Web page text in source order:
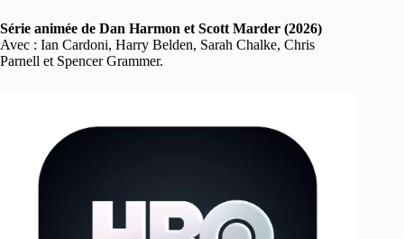
Série animée de Dan Harmon et Scott Marder (2026)
Avec : Ian Cardoni, Harry Belden, Sarah Chalke, Chris
Parnell et Spencer Grammer.